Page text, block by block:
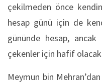
çekilmeden önce
hesap günü için de
gününde hesap,
çekenler için hafif
Meymun bin